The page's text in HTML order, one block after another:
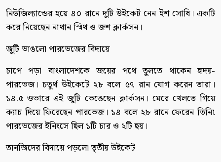
নিউজিল্যান্ডের হয়ে ৪০ রানে দুটি উইকেট নেন ইশ সোধি। একটি
করে নিয়েছেন নাথান স্মিথ ও জশ ক্লার্কসন।
জুটি ভাঙলো পারভেজের বিদায়ে
চাপে পড়া বাংলাদেশকে জয়ের পথে তু্লতে থাকেন হৃদয়-
পারভেজ। চতুর্থ উইকেটে ২৮ বলে ৫৭ রান যোগ করেন তারা।
১৪.৫ ওভারে এই জুটি ভেঙেছেন ক্লার্কসন। মেরে খেলতে গিয়ে
ক্যাচ দিয়ে ফিরেছেন পারভেজ। ১৪ বলে ২৮ রানে ফেরেন তিনি৷
পারভেজের ইনিংসে ছিল ১টি চার ও ২টি ছয়।
তানজিদের বিদায়ে পড়লো তৃতীয় উইকেট